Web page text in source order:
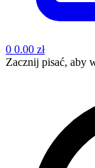
0 0.00 zł
Zacznij pisać, aby